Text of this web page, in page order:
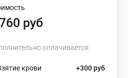
руб
оплачивается:
крови +300 руб